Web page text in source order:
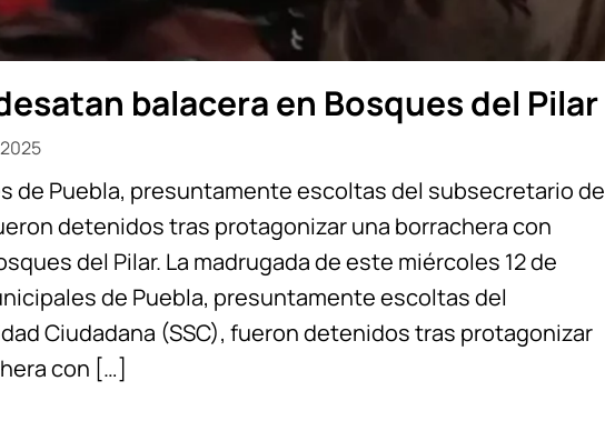
balacera en Bosques del Pilar
de Puebla, presuntamente escoltas del subsecretario de
detenidos tras protagonizar una borrachera con
del Pilar. La madrugada de este miércoles 12 de
de Puebla, presuntamente escoltas del
Ciudadana (SSC), fueron detenidos tras protagonizar
con […]